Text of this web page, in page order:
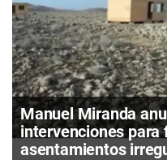
Manuel Miranda
intervenciones para
asentamientos